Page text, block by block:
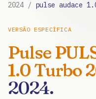
2024/ pulse audace
VERSÃO ESPECÍFICA
Pulse
1.0 Turbo
2024.